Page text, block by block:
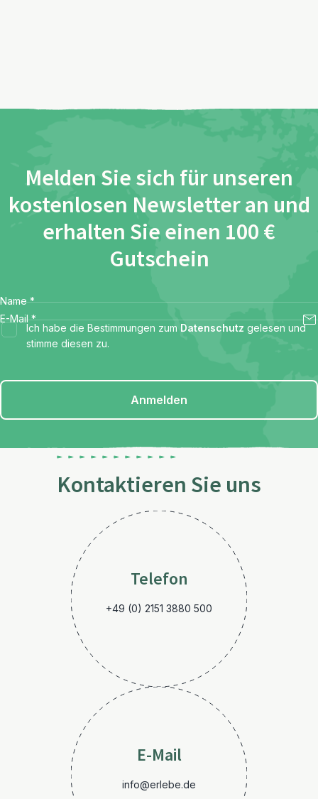
Melden Sie sich für unseren
kostenlosen Newsletter an und
erhalten Sie einen 100 €
Gutschein
Name *
E-Mail *
Ich habe die Bestimmungen zum Datenschutz gelesen und
stimme diesen zu.
Anmelden
Kontaktieren Sie uns
Telefon
+49 (0) 2151 3880 500
E-Mail
info@erlebe.de